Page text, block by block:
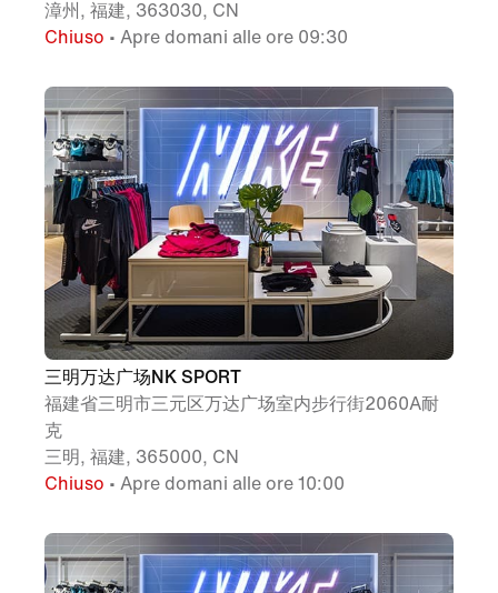
漳州, 福建, 363030, CN
Chiuso • Apre domani alle ore 09:30
三明万达广场NK SPORT
福建省三明市三元区万达广场室内步行街2060A耐
克
三明, 福建, 365000, CN
Chiuso • Apre domani alle ore 10:00